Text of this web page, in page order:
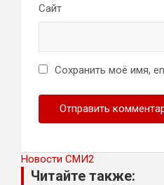
Сайт
Сохранить моё имя,
Новости СМИ2
Читайте также: